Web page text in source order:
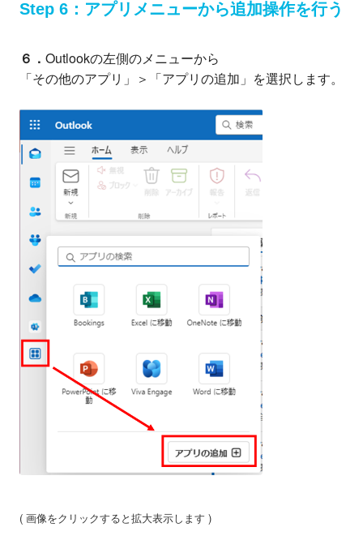
Step 6：アプリメニューから追加操作を行う
６． Outlookの左側のメニューから
「その他のアプリ」＞「アプリの追加」を選択します。
( 画像をクリックすると拡大表示します )